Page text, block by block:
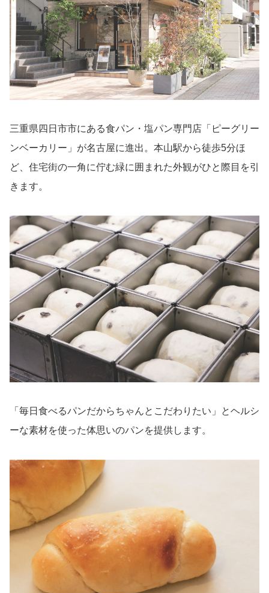
三重県四日市市にある食パン・塩パン専門店「ピーグリー
ンベーカリー」が名古屋に進出。本山駅から徒歩5分ほ
ど、住宅街の一角に佇む緑に囲まれた外観がひと際目を引
きます。
「毎日食べるパンだからちゃんとこだわりたい」とヘルシ
ーな素材を使った体思いのパンを提供します。